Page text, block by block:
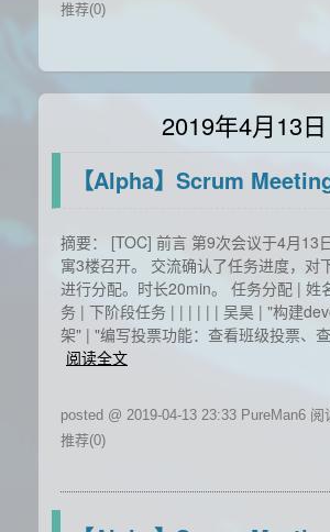
推荐(0)
2019年4月13日
【Alpha】Scrum
摘要： [TOC] 前言 第9次会议于4月13
寓3楼召开。 交流确认了任务进度，对
进行分配。时长20min。 任务分配 | 姓
务 | 下阶段任务 | | | | | | 吴昊 | "构建
架" | "编写投票功能：查看班级投票、
阅读全文
posted @ 2019-04-13 23:33 PureMan6 阅
推荐(0)